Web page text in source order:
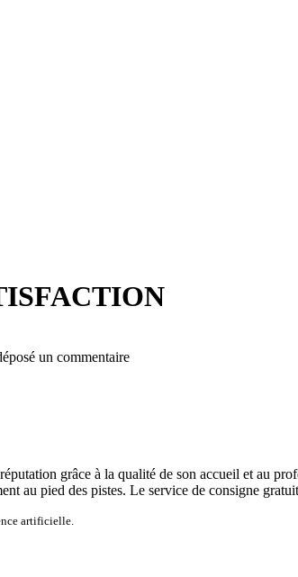
un commentaire
grâce à la qualité de son accueil et au
au pied des pistes. Le service de consigne
artificielle.